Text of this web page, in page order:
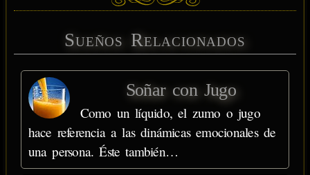
Sueños Relacionados
Soñar con Jugo
Como un líquido, el zumo o jugo
hace referencia a las dinámicas emocionales de
una persona. Éste también…